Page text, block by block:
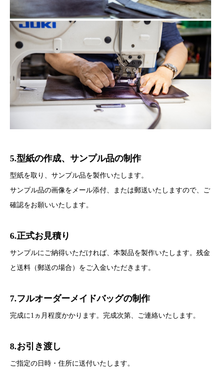
5.型紙の作成、サンプル品の制作
型紙を取り、サンプル品を製作いたします。
サンプル品の画像をメール添付、または郵送いたしますので、ご
確認をお願いいたします。
6.正式お見積り
サンプルにご納得いただければ、本製品を製作いたします。残金
と送料（郵送の場合）をご入金いただきます。
7.フルオーダーメイドバッグの制作
完成に1ヵ月程度かかります。完成次第、ご連絡いたします。
8.お引き渡し
ご指定の日時・住所に送付いたします。